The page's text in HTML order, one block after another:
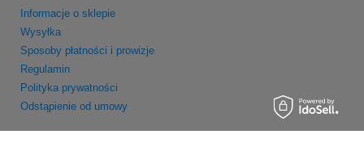
Informacje o sklepie
Wysyłka
Sposoby płatności i prowizje
Regulamin
Polityka prywatności
Odstąpienie od umowy